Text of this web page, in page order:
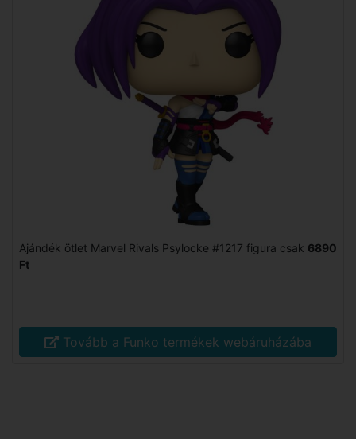
Ajándék ötlet Marvel Rivals Psylocke #1217 figura csak 6890
Ft
Tovább a Funko termékek webáruházába